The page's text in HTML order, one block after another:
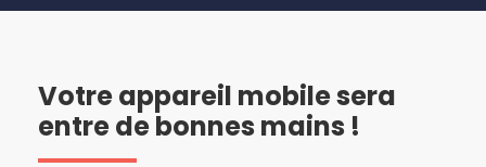
Votre appareil mobile sera
entre de bonnes mains !